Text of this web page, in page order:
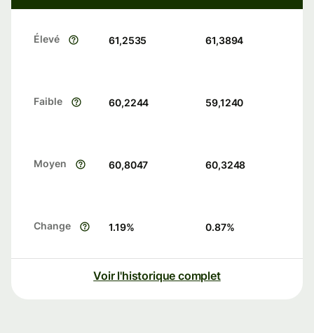
Élevé 61,2535 61,3894
Faible 60,2244 59,1240
Moyen 60,8047 60,3248
Change 1.19% 0.87%
Voir l'historique complet